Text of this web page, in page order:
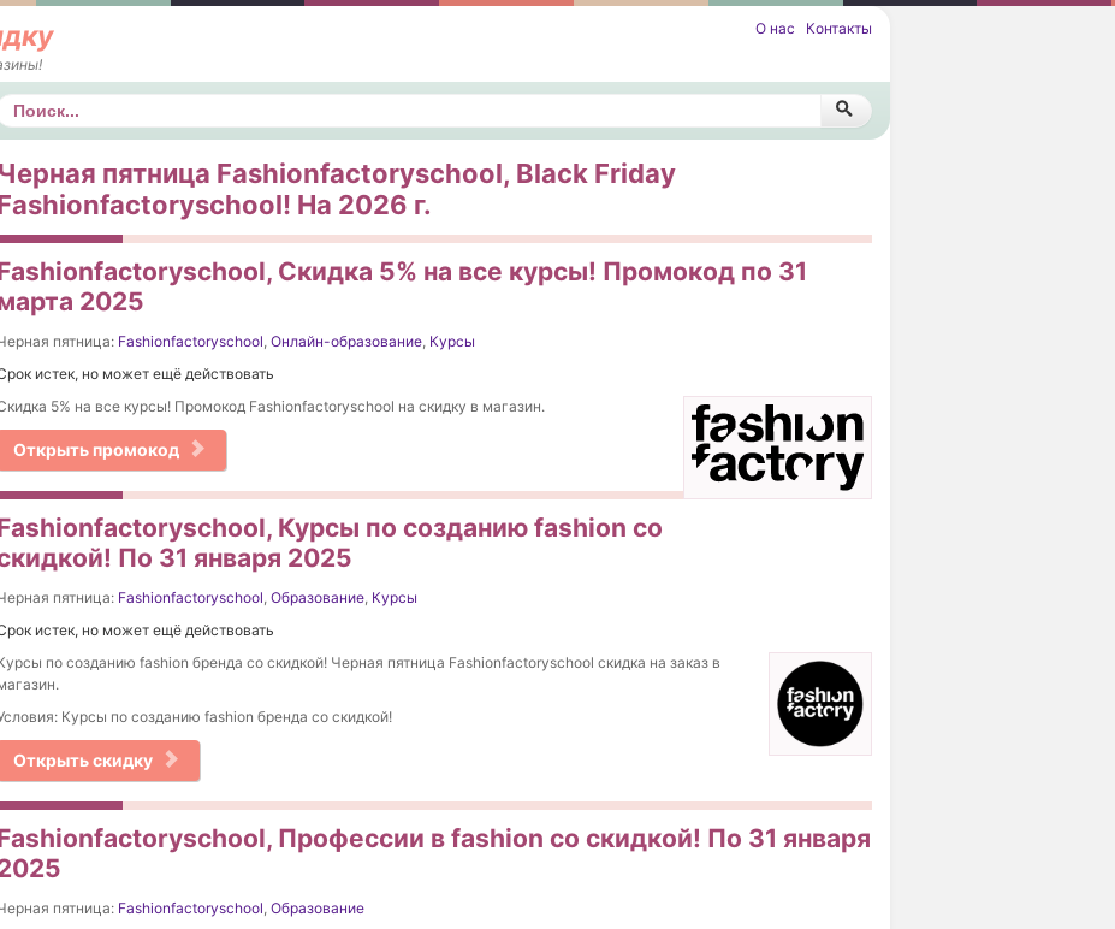
О нас Контакты
Черная пятница Fashionfactoryschool, Black Friday
На 2026 г.
Скидка 5% на все курсы! Промокод по 31
2025
пятница: Fashionfactoryschool, Онлайн-образование, Курсы
истек, но может ещё действовать
5% на все курсы! Промокод Fashionfactoryschool на скидку в магазин.
Открыть промокод
Курсы по созданию fashion со
По 31 января 2025
пятница: Fashionfactoryschool, Образование, Курсы
истек, но может ещё действовать
по созданию fashion бренда со скидкой! Черная пятница Fashionfactoryschool скидка на заказ в
Курсы по созданию fashion бренда со скидкой!
Открыть скидку
Профессии в fashion со скидкой! По 31 января
пятница: Fashionfactoryschool, Образование